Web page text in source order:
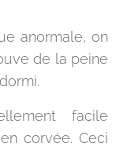
anormale, on
de la peine
facile
corvée. Ceci